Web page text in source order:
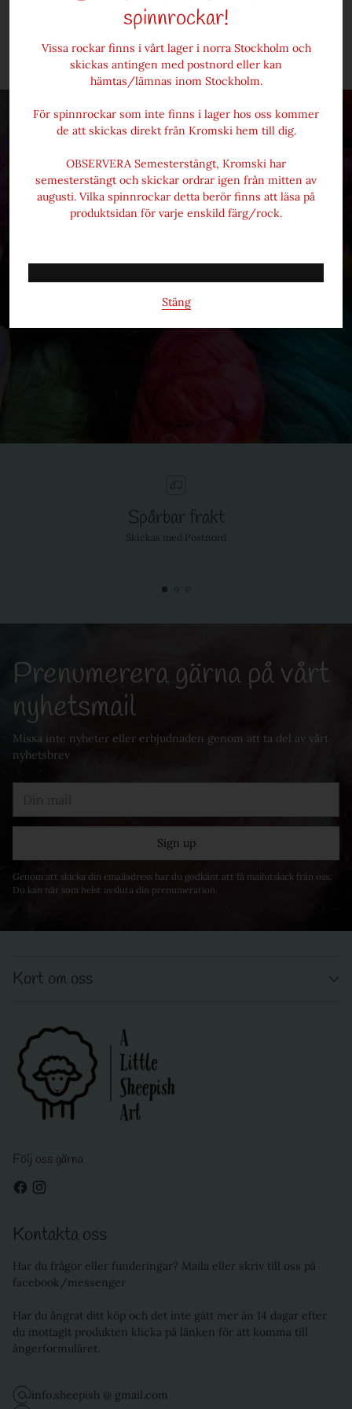
spinnrockar!
Vissa rockar finns i vårt lager i norra Stockholm och
skickas antingen med postnord eller kan
hämtas/lämnas inom Stockholm.
För spinnrockar som inte finns i lager hos oss kommer
de att skickas direkt från Kromski hem till dig.
OBSERVERA Semesterstängt, Kromski har
semesterstängt och skickar ordrar igen från mitten av
augusti. Vilka spinnrockar detta berör finns att läsa på
produktsidan för varje enskild färg/rock.
Stäng
skillnader i färginställningar mellan olika skärmar
Frakt och prisinformation
Ulliversum
Spårbar frakt
Skickas med Postnord
Prenumerera gärna på vårt
nyhetsmail
Missa inte nyheter eller erbjudnaden genom att ta del av vårt
nyhetsbrev
Sign up
Genom att skicka din emailadress har du godkänt att få mailutskick från oss.
Du kan när som helst avsluta din prenumeration.
Kort om oss
Följ oss gärna
Kontakta oss
Har du frågor eller funderingar? Maila eller skriv till oss på
facebook/messenger
Har du ångrat ditt köp och det inte gått mer än 14 dagar efter
du mottagit produkten klicka på länken för att komma till
ångerformuläret.
info.sheepish @ gmail.com